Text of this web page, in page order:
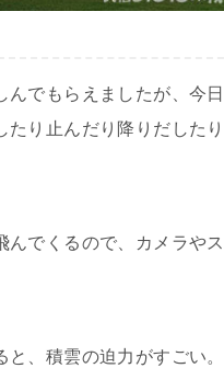
でもらえましたが、今日
り止んだり降りだしたり
でくるので、カメラやス
、積雲の迫力がすごい。